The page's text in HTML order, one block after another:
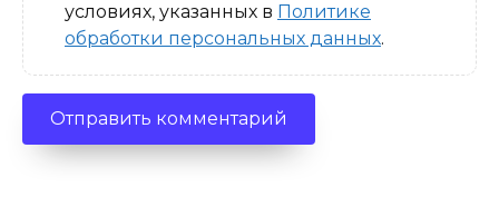
условиях, указанных в Политике
обработки персональных данных.